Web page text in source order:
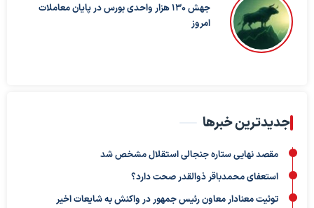
جهش 130 هزار واحدی بورس در پایان معاملات
امروز
جدیدترین خبرها
مقصد نهایی ستاره جنجالی استقلال مشخص شد
استعفای محمدباقر ذوالقدر صحت دارد؟
توئیت معنادار معاون رئیس جمهور در واکنش به شایعات اخیر